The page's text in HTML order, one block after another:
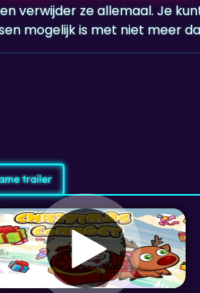
verwijder ze allemaal. Je
mogelijk is met niet meer
trailer